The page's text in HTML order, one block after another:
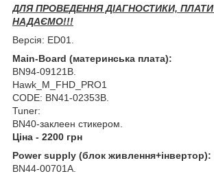
ДЛЯ ПРОВЕДЕННЯ ДІАГНОСТИКИ,
НАДАЄМО!!!
Версія: ED01.
Main-Board (материнська плата):
BN94-09121B.
Hawk_M_FHD_PRO1
CODE: BN41-02353B.
Tuner:
BN40-заклеен стикером.
Ціна - 2200 грн
Power supply (блок живлення+інвертор):
BN44-00701А.